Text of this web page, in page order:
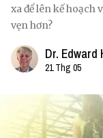
xa để lên kế
vẹn hơn?
Dr. Edward
21 Thg 05